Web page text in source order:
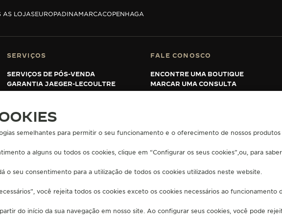
AS LOJASEUROPADINAMARCACOPENHAGA
SERVIÇOS
SERVIÇOS DE PÓS-VENDA
GARANTIA JAEGER-LECOULTRE
FALE CONOSCO
ENCONTRE UMA BOUTIQUE
MARCAR UMA CONSULTA
102.34.2
semelhantes para permitir o seu funcionamento e o oferecimento de nossos
a alguns ou todos os cookies, clique em “Configurar os seus cookies”,ou, para
o seu consentimento para a utilização de todos os cookies utilizados neste website.
você rejeita todos os cookies exceto os cookies necessários ao funcionamento
do início da sua navegação em nosso site. Ao configurar seus cookies, você pode